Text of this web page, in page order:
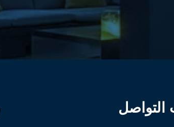
التواصل